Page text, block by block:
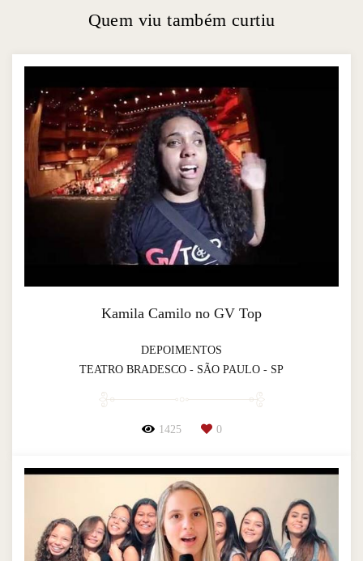
Quem viu também curtiu
Kamila Camilo no GV Top
DEPOIMENTOS
TEATRO BRADESCO - SÃO PAULO - SP
1425 0